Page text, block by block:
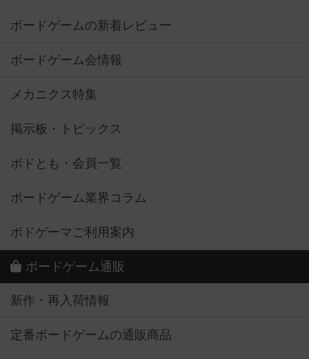
ボードゲームの新着レビュー
ボードゲーム会情報
メカニクス特集
掲示板・トピックス
ボドとも・会員一覧
ボードゲーム業界コラム
ボドゲーマご利用案内
ボードゲーム通販
新作・再入荷情報
定番ボードゲームの通販商品